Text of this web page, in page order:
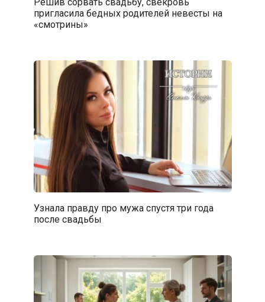
пригласила бедных родителей невесты на
«смотрины»
Узнала правду про мужа спустя три года
после свадьбы